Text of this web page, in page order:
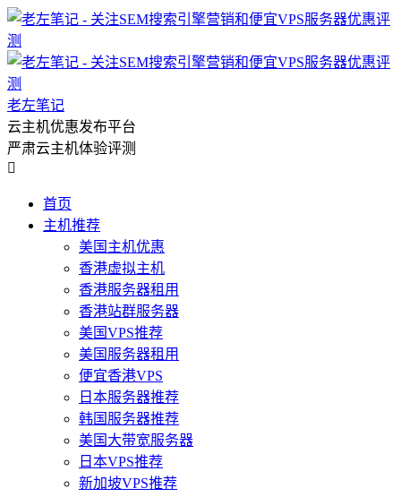
老左笔记
云主机优惠发布平台
严肃云主机体验评测

首页
主机推荐
美国主机优惠
香港虚拟主机
香港服务器租用
香港站群服务器
美国VPS推荐
美国服务器租用
便宜香港VPS
日本服务器推荐
韩国服务器推荐
美国大带宽服务器
日本VPS推荐
新加坡VPS推荐